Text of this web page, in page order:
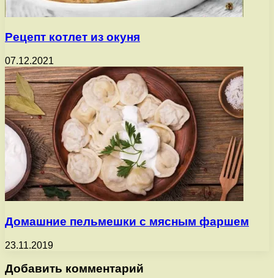
Рецепт котлет из окуня
07.12.2021
Домашние пельмешки с мясным фаршем
23.11.2019
Добавить комментарий